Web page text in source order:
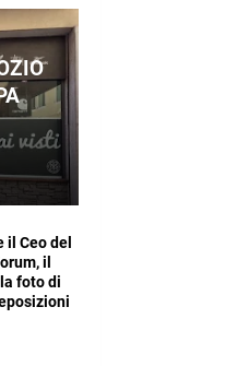
il Ceo del
il
la foto di